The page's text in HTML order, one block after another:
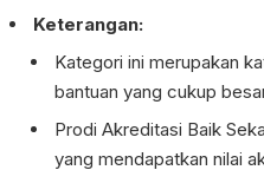
Keterangan:
Kategori ini merupakan
bantuan yang cukup
Prodi Akreditasi Baik
yang mendapatkan nilai